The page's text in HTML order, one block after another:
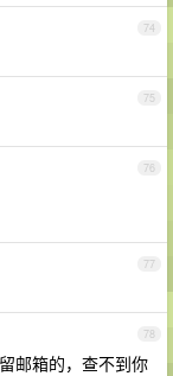
74
75
76
77
78
邮箱的，查不到你